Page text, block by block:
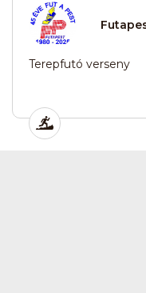
Terepfutó verseny